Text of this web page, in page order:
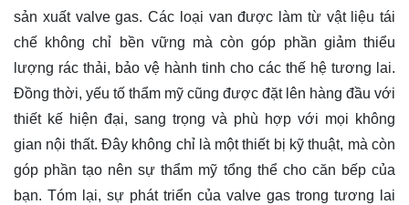
sản xuất valve gas. Các loại van được làm từ vật liệu tái
chế không chỉ bền vững mà còn góp phần giảm thiểu
lượng rác thải, bảo vệ hành tinh cho các thế hệ tương lai.
Đồng thời, yếu tố thẩm mỹ cũng được đặt lên hàng đầu với
thiết kế hiện đại, sang trọng và phù hợp với mọi không
gian nội thất. Đây không chỉ là một thiết bị kỹ thuật, mà còn
góp phần tạo nên sự thẩm mỹ tổng thể cho căn bếp của
bạn. Tóm lại, sự phát triển của valve gas trong tương lai